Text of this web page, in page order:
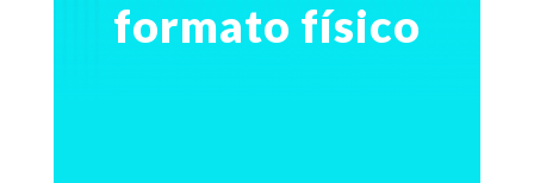
formato físico